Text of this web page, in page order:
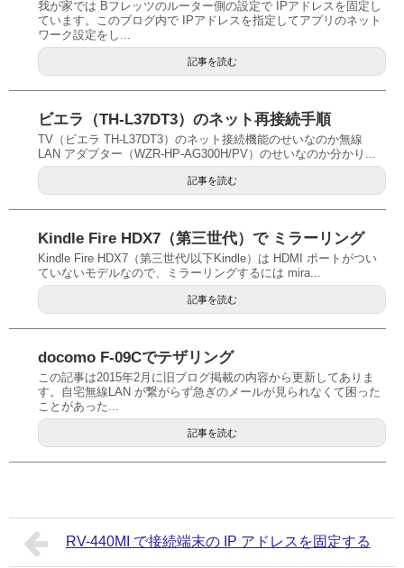
我が家では Bフレッツのルーター側の設定で IPアドレスを固定し
ています。このブログ内で IPアドレスを指定してアプリのネット
ワーク設定をし...
記事を読む
ビエラ（TH-L37DT3）のネット再接続手順
TV（ビエラ TH-L37DT3）のネット接続機能のせいなのか無線
LAN アダプター（WZR-HP-AG300H/PV）のせいなのか分かり...
記事を読む
Kindle Fire HDX7（第三世代）で ミラーリング
Kindle Fire HDX7（第三世代/以下Kindle）は HDMI ポートがつい
ていないモデルなので、ミラーリングするには mira...
記事を読む
docomo F-09Cでテザリング
この記事は2015年2月に旧ブログ掲載の内容から更新してありま
す。自宅無線LAN が繋がらず急ぎのメールが見られなくて困った
ことがあった...
記事を読む
RV-440MI で接続端末の IP アドレスを固定する